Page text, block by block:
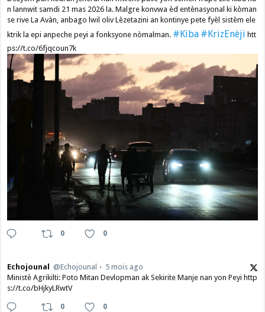
n lannwit samdi 21 mas 2026 la. Malgre konvwa èd entènasyonal ki kòman
se rive La Avàn, anbago lwil oliv Lèzetazini an kontinye pete fyèl sistèm ele
ktrik la epi anpeche peyi a fonksyone nòmalman. #Kiba #KrizEnèji htt
ps://t.co/6fjqcoun7k
0 0
Echojounal @Echojounal
5 mois ago
Ministè Agrikilti: Poto Mitan Devlopman ak Sekirite Manje nan yon Peyi http
s://t.co/bHjkyLRwtV
0 0